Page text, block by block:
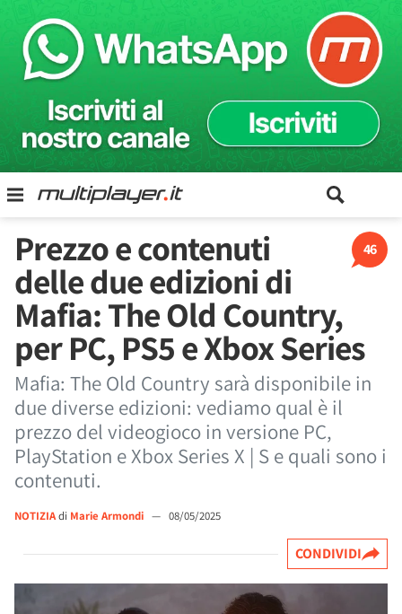
46
Prezzo e contenuti
delle due edizioni di
Mafia: The Old Country,
per PC, PS5 e Xbox Series
Mafia: The Old Country sarà disponibile in
due diverse edizioni: vediamo qual è il
prezzo del videogioco in versione PC,
PlayStation e Xbox Series X | S e quali sono i
contenuti.
NOTIZIAdi Marie Armondi — 08/05/2025
CONDIVIDI